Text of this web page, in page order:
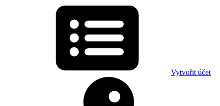
Vytvořit účet